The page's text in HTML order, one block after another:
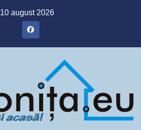
10 august 2026